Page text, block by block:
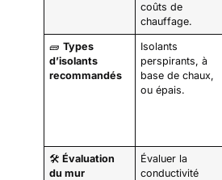
coûts de
chauffage.
🧱Types
d’isolants
recommandés
Isolants
perspirants, à
base de chaux,
ou épais.
🛠️Évaluation
du mur
Évaluer la
conductivité